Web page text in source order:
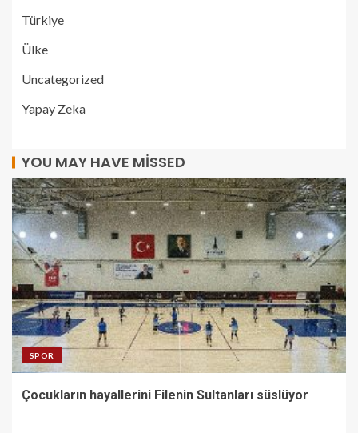
Türkiye
Ülke
Uncategorized
Yapay Zeka
YOU MAY HAVE MISSED
SPOR
Çocukların hayallerini Filenin Sultanları süslüyor